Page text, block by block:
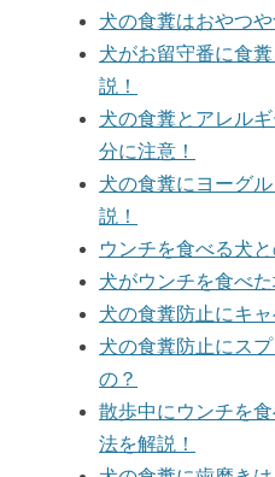
犬の食糞はおやつ
犬がお留守番に食
説！
犬の食糞とアレル
分に注意！
犬の食糞にヨーグ
説！
ウンチを食べる犬
犬がウンチを食べ
犬の食糞防止にキ
犬の食糞防止にス
の？
散歩中にウンチを
法を解説！